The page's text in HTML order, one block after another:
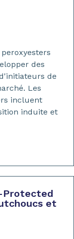
des
de
Les
incluent
induite et
Protected
et